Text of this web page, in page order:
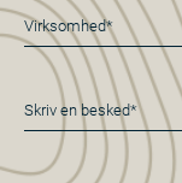
Virksomhed*
*
Besked
*